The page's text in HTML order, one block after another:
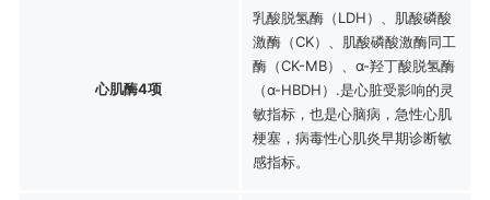
心肌酶4项
乳酸脱氢酶（LDH）、肌酸磷酸
激酶（CK）、肌酸磷酸激酶同工
酶（CK-MB）、α-羟丁酸脱氢酶
（α-HBDH）.是心脏受影响的灵
敏指标，也是心脑病，急性心肌
梗塞，病毒性心肌炎早期诊断敏
感指标。